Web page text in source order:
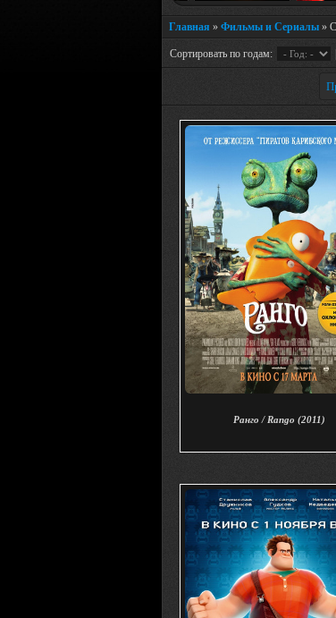
Главная » Фильмы и Сериалы »
Сортировать по годам:
Ранго / Rango (2011)